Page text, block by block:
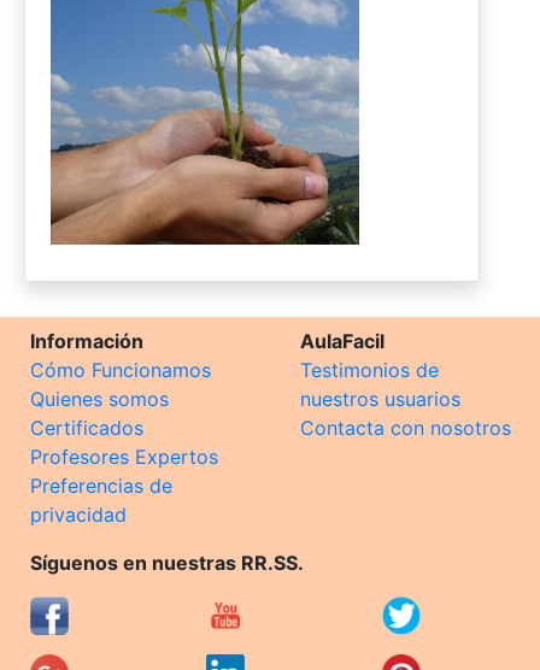
Información
Cómo Funcionamos
Quienes somos
Certificados
Profesores Expertos
Preferencias de
privacidad
AulaFacil
Testimonios de
nuestros usuarios
Contacta con nosotros
Síguenos en nuestras RR.SS.